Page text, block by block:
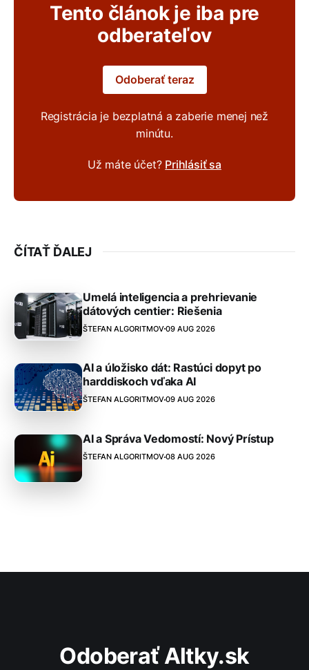
Tento článok je iba pre
odberateľov
Odoberať teraz
Registrácia je bezplatná a zaberie menej než
minútu.
Už máte účet? Prihlásiť sa
ČÍTAŤ ĎALEJ
Umelá inteligencia a prehrievanie
dátových centier: Riešenia
ŠTEFAN ALGORITMOV09 AUG 2026
AI a úložisko dát: Rastúci dopyt po
harddiskoch vďaka AI
ŠTEFAN ALGORITMOV09 AUG 2026
AI a Správa Vedomostí: Nový Prístup
ŠTEFAN ALGORITMOV08 AUG 2026
Odoberať Altky.sk